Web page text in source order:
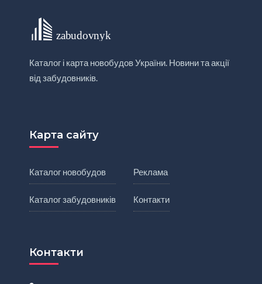
Каталог і карта новобудов України. Новини та акції
від забудовників.
Карта сайту
Каталог новобудов
Каталог забудовників
Реклама
Контакти
Контакти